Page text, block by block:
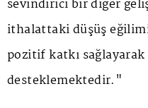
sevindirici bir diğer
ithalattaki düşüş
pozitif katkı
desteklemektedir."